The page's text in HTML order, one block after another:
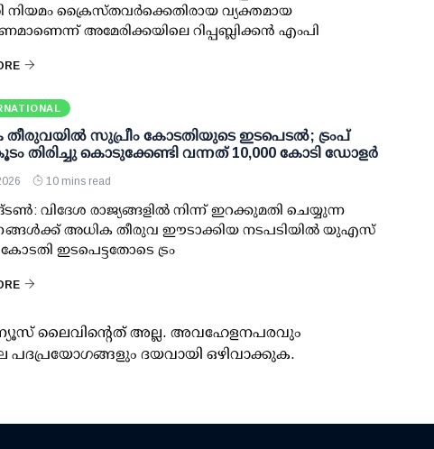
നിയമം ക്രൈസ്തവർക്കെതിരായ വ്യക്തമായ
അമേരിക്കയിലെ റിപ്പബ്ലിക്കൻ എംപി
സുപ്രീം കോടതിയുടെ ഇടപെടല്‍; ട്രംപ്
തിരിച്ചു കൊടുക്കേണ്ടി വന്നത് 10,000 കോടി ഡോളര്‍
10 mins read
വിദേശ രാജ്യങ്ങളില്‍ നിന്ന് ഇറക്കുമതി ചെയ്യുന്ന
അധിക തീരുവ ഈടാക്കിയ നടപടിയില്‍ യുഎസ്
ഇടപെട്ടതോടെ ട്രം
ലൈവിന്റെത് അല്ല. അവഹേളനപരവും
ദയവായി ഒഴിവാക്കുക.